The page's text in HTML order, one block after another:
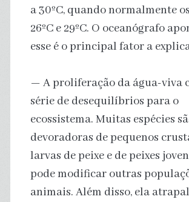
a 30ºC, quando normalmente
26ºC e 29ºC. O oceanógrafo
esse é o principal fator a
— A proliferação da água-viva
série de desequilíbrios para o
ecossistema. Muitas espécies
devoradoras de pequenos
larvas de peixe e de peixes
pode modificar outras
animais. Além disso, ela